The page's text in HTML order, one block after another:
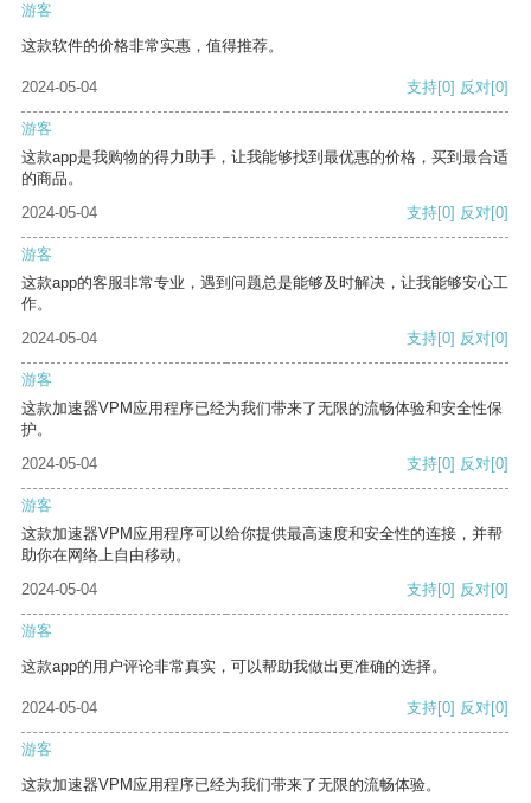
游客
这款软件的价格非常实惠，值得推荐。
2024-05-04 支持[0] 反对[0]
游客
这款app是我购物的得力助手，让我能够找到最优惠的价格，买到最合适
的商品。
2024-05-04
支持[0] 反对[0]
游客
这款app的客服非常专业，遇到问题总是能够及时解决，让我能够安心工
作。
2024-05-04
支持[0] 反对[0]
游客
这款加速器VPM应用程序已经为我们带来了无限的流畅体验和安全性保
护。
2024-05-04
支持[0] 反对[0]
游客
这款加速器VPM应用程序可以给你提供最高速度和安全性的连接，并帮
助你在网络上自由移动。
2024-05-04
支持[0] 反对[0]
游客
这款app的用户评论非常真实，可以帮助我做出更准确的选择。
2024-05-04 支持[0] 反对[0]
游客
这款加速器VPM应用程序已经为我们带来了无限的流畅体验。